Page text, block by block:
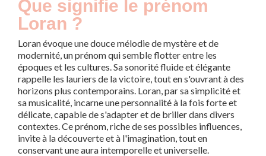
Que signifie le prénom
Loran ?
Loran évoque une douce mélodie de mystère et de
modernité, un prénom qui semble flotter entre les
époques et les cultures. Sa sonorité fluide et élégante
rappelle les lauriers de la victoire, tout en s'ouvrant à des
horizons plus contemporains. Loran, par sa simplicité et
sa musicalité, incarne une personnalité à la fois forte et
délicate, capable de s'adapter et de briller dans divers
contextes. Ce prénom, riche de ses possibles influences,
invite à la découverte et à l'imagination, tout en
conservant une aura intemporelle et universelle.